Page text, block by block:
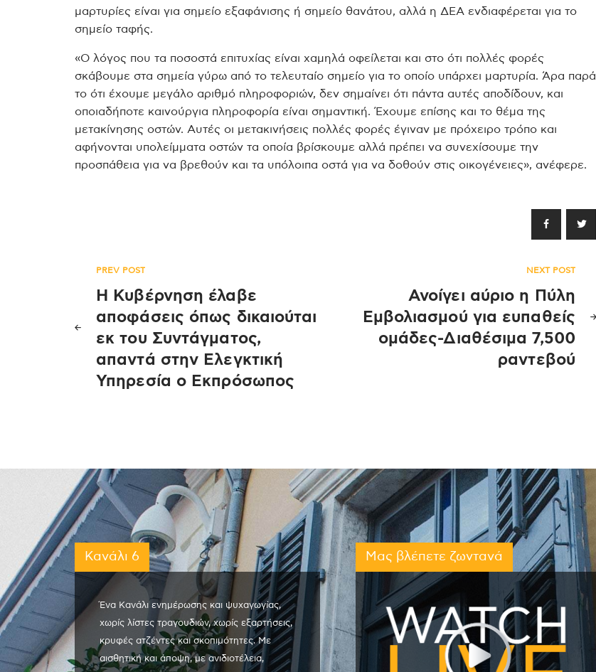
μαρτυρίες είναι για σημείο εξαφάνισης ή σημείο θανάτου, αλλά η ΔΕΑ ενδιαφέρεται για το
σημείο ταφής.
«Ο λόγος που τα ποσοστά επιτυχίας είναι χαμηλά οφείλεται και στο ότι πολλές φορές
σκάβουμε στα σημεία γύρω από το τελευταίο σημείο για το οποίο υπάρχει μαρτυρία. Άρα παρά
το ότι έχουμε μεγάλο αριθμό πληροφοριών, δεν σημαίνει ότι πάντα αυτές αποδίδουν, και
οποιαδήποτε καινούργια πληροφορία είναι σημαντική. Έχουμε επίσης και το θέμα της
μετακίνησης οστών. Αυτές οι μετακινήσεις πολλές φορές έγιναν με πρόχειρο τρόπο και
αφήνονται υπολείμματα οστών τα οποία βρίσκουμε αλλά πρέπει να συνεχίσουμε την
προσπάθεια για να βρεθούν και τα υπόλοιπα οστά για να δοθούν στις οικογένειες», ανέφερε.
Πλοήγηση
άρθρων
PREV POST
Η Κυβέρνηση έλαβε
αποφάσεις όπως δικαιούται
εκ του Συντάγματος,
απαντά στην Ελεγκτική
Υπηρεσία ο Εκπρόσωπος
NEXT POST
Ανοίγει αύριο η Πύλη
Εμβολιασμού για ευπαθείς
ομάδες-Διαθέσιμα 7,500
ραντεβού
Κανάλι 6
Ένα Κανάλι ενημέρωσης και ψυχαγωγίας,
χωρίς λίστες τραγουδιών, χωρίς εξαρτήσεις,
κρυφές ατζέντες και σκοπιμότητες. Με
αισθητική και άποψη, με ανιδιοτέλεια,
Μας βλέπετε ζωντανά